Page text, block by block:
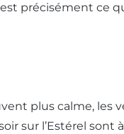
précisément ce
plus calme, les
sur l’Estérel sont